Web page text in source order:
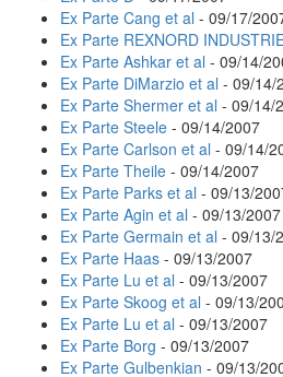
Ex Parte Cang et al - 09/17/
Ex Parte REXNORD
Ex Parte Ashkar et al - 09/14/
Ex Parte DiMarzio et al - 09/14/
Ex Parte Shermer et al - 09/14/
Ex Parte Steele - 09/14/2007
Ex Parte Carlson et al - 09/14/
Ex Parte Theile - 09/14/2007
Ex Parte Parks et al - 09/13/
Ex Parte Agin et al - 09/13/2007
Ex Parte Germain et al - 09/13/
Ex Parte Haas - 09/13/2007
Ex Parte Lu et al - 09/13/2007
Ex Parte Skoog et al - 09/13/
Ex Parte Lu et al - 09/13/2007
Ex Parte Borg - 09/13/2007
Ex Parte Gulbenkian - 09/13/